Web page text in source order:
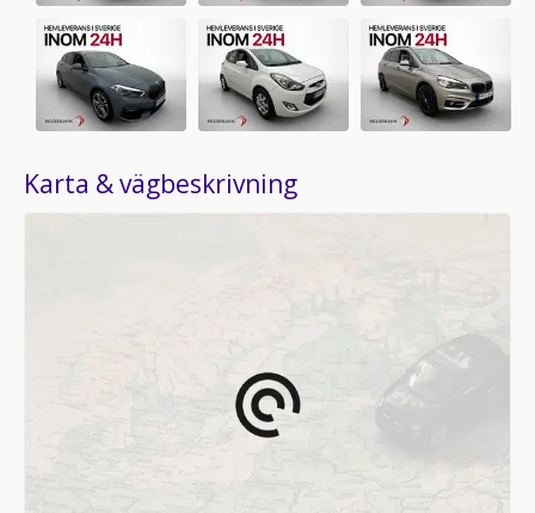
Karta & vägbeskrivning